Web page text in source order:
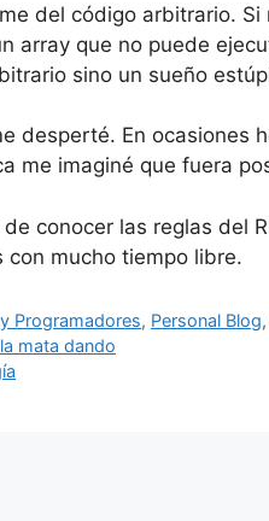
del código arbitrario.
array que no puede
sino un sueño
desperté. En ocasiones
me imaginé que fuera
conocer las reglas del
con mucho tiempo libre.
Programadores, Personal Blog,
mata dando